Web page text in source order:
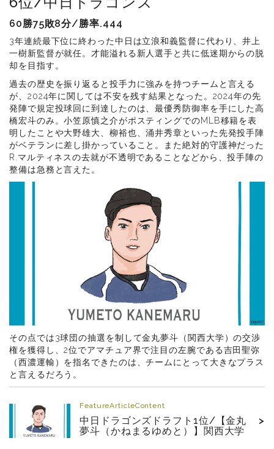
60勝75敗8分/勝率.444
3年連続最下位に終わった中日は立浪和義監督に代わり、井上
一樹新監督が就任。才能溢れる新人選手と共に低迷期からの脱
却を目指す。
過去の歴史を振り返ると投手力に強みを持つチームと言える
が、2024年に関しては不安を残す結果となった。2024年の先
発陣で規定投球回に到達したのは、最優秀防御率を手にした高
橋宏斗のみ。小笠原慎之介がポスティングでのMLB移籍を表
明したことや大野雄大、柳裕也、涌井秀章といった先発投手陣
がベテランに差し掛かっていること。また絶対的守護神だった
R.マルティネスの去就が不透明であることなどから、投手陣の
整備は急務と言えた。
その点では3球団の抽選を制して金丸夢斗（関西大学）の交渉
権を獲得し、2位でアマチュア界で注目の左腕である吉田聖弥
（西濃運輸）を指名できたのは、チームにとって大きなプラス
と言えるだろう。
FeatureArticleContent
中日ドラゴンズドラフト1位/【金丸
夢斗（かねまるゆめと）】関西大学
>